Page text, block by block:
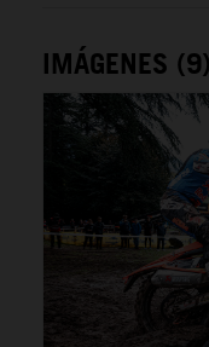
IMÁGENES (9)